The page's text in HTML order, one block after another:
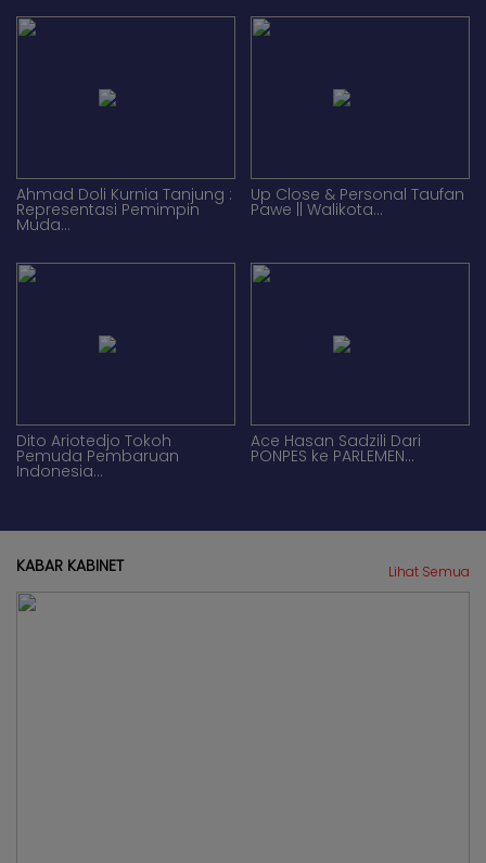
Ahmad Doli Kurnia Tanjung :
Representasi Pemimpin
Muda...
Up Close & Personal Taufan
Pawe || Walikota...
Dito Ariotedjo Tokoh
Pemuda Pembaruan
Indonesia...
Ace Hasan Sadzili Dari
PONPES ke PARLEMEN...
KABAR KABINET Lihat Semua